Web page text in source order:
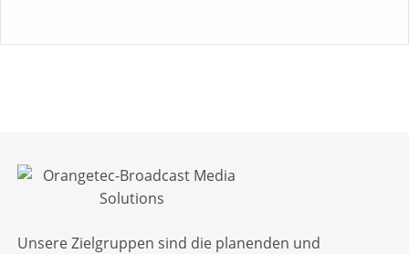
Unsere Zielgruppen sind die planenden und